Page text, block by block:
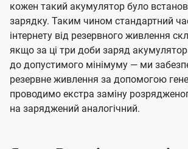
кожен такий акумулятор було
зарядку. Таким чином стандартний
інтернету від резервного живлення
якщо за ці три доби заряд
до допустимого мінімуму — ми
резервне живлення за допомогою
проводимо екстра заміну
на заряджений аналогічний.